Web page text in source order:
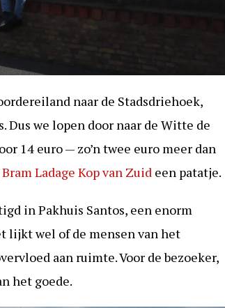
naar de Stadsdriehoek,
Dus we lopen door naar de Witte de
14 euro — zo’n twee euro meer dan
Bram Ladage Kop van Zuid een patatje.
in Pakhuis Santos, een enorm
lijkt wel of de mensen van het
aan ruimte. Voor de bezoeker,
het goede.